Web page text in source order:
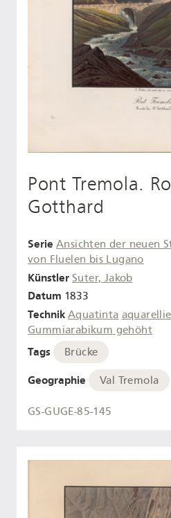
Pont Tremola.
Gotthard
Serie Ansichten der neuen
von Fluelen bis Lugano
Künstler Suter, Jakob
Datum 1833
Technik Aquatinta
Gummiarabikum gehöht
Tags Brücke
Geographie Val Tremola
GS-GUGE-85-145